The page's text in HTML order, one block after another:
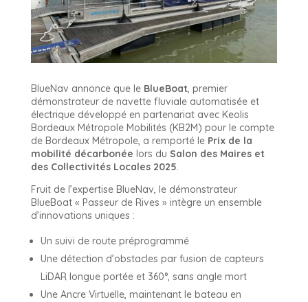
BlueNav annonce que le BlueBoat, premier
démonstrateur de navette fluviale automatisée et
électrique développé en partenariat avec Keolis
Bordeaux Métropole Mobilités (KB2M) pour le compte
de Bordeaux Métropole, a remporté le Prix de la
mobilité décarbonée lors du Salon des Maires et
des Collectivités Locales 2025.
Fruit de l’expertise BlueNav, le démonstrateur
BlueBoat « Passeur de Rives » intègre un ensemble
d’innovations uniques :
Un suivi de route préprogrammé
Une détection d’obstacles par fusion de capteurs
LiDAR longue portée et 360°, sans angle mort
Une Ancre Virtuelle, maintenant le bateau en